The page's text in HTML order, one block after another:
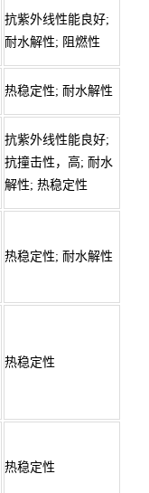
抗紫外线性能良好;
耐水解性; 阻燃性
热稳定性; 耐水解性
抗紫外线性能良好;
抗撞击性，高; 耐水
解性; 热稳定性
热稳定性; 耐水解性
热稳定性
热稳定性